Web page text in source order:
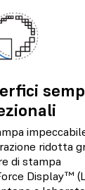
ridotta
di stampa
Display™